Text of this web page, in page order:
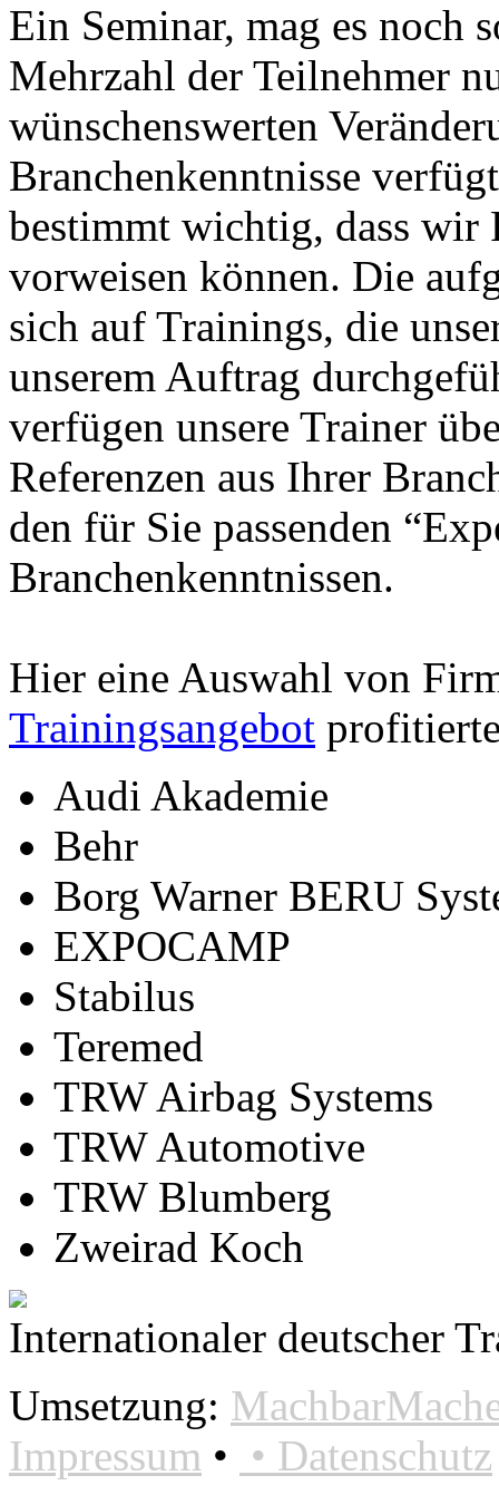
Ein Seminar, mag es noch
Mehrzahl der Teilnehmer
wünschenswerten
Branchenkenntnisse
bestimmt wichtig, dass wir
vorweisen können. Die
sich auf Trainings, die
unserem Auftrag
verfügen unsere Trainer
Referenzen aus Ihrer
den für Sie passenden
Branchenkenntnissen.
Hier eine Auswahl von
Trainingsangebot
Audi Akademie
Behr
Borg Warner BERU
EXPOCAMP
Stabilus
Teremed
TRW Airbag Systems
TRW Automotive
TRW Blumberg
Zweirad Koch
Internationaler deutscher
Umsetzung:
Impressum • • Datenschutz